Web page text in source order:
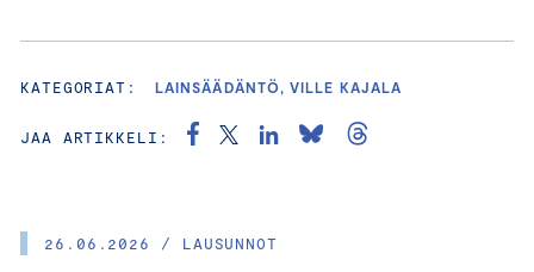
26.06.2026 / LAUSUNNOT
KATEGORIAT: LAINSÄÄDÄNTÖ, VILLE KAJALA
JAA ARTIKKELI: